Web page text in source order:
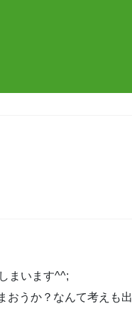
まいます^^;
うか？なんて考えも出